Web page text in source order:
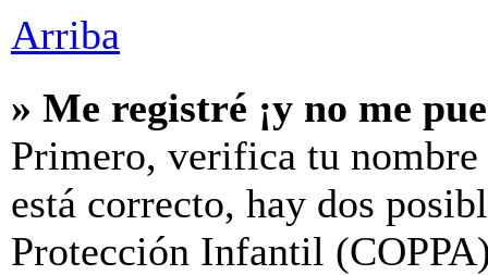
Arriba
» Me registré ¡y no me
Primero, verifica tu
está correcto, hay dos
Protección Infantil